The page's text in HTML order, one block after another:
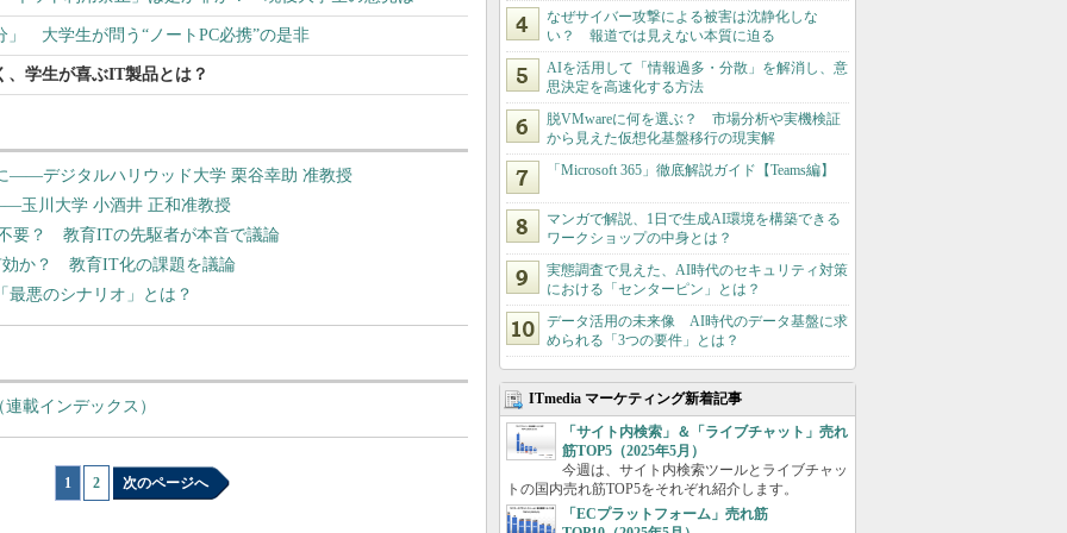
」 大学生が問う“ノートPC必携”の是非
学生が喜ぶIT製品とは？
――デジタルハリウッド大学 栗谷幸助 准教授
玉川大学 小酒井 正和准教授
要？ 教育ITの先駆者が本音で議論
効か？ 教育IT化の課題を議論
最悪のシナリオ」とは？
載インデックス）
1 2 次のページへ
なぜサイバー攻撃による被害は沈静化しな
い？ 報道では見えない本質に迫る
AIを活用して「情報過多・分散」を解消し、意
思決定を高速化する方法
脱VMwareに何を選ぶ？ 市場分析や実機検証
から見えた仮想化基盤移行の現実解
「Microsoft 365」徹底解説ガイド【Teams編】
マンガで解説、1日で生成AI環境を構築できる
ワークショップの中身とは？
実態調査で見えた、AI時代のセキュリティ対策
における「センターピン」とは？
データ活用の未来像 AI時代のデータ基盤に求
められる「3つの要件」とは？
ITmedia マーケティング新着記事
「サイト内検索」＆「ライブチャット」売れ
筋TOP5（2025年5月）
今週は、サイト内検索ツールとライブチャッ
トの国内売れ筋TOP5をそれぞれ紹介します。
「ECプラットフォーム」売れ筋